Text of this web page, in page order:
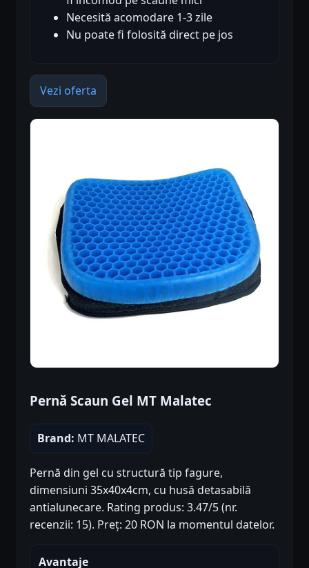
Necesită acomodare 1-3 zile
Nu poate fi folosită direct pe jos
Vezi oferta
Pernă Scaun Gel MT Malatec
Brand: MT MALATEC
Pernă din gel cu structură tip fagure,
dimensiuni 35x40x4cm, cu husă detasabilă
antialunecare. Rating produs: 3.47/5 (nr.
recenzii: 15). Preț: 20 RON la momentul datelor.
Avantaje